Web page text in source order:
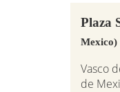
Plaza
Mexico)
Vasco
de